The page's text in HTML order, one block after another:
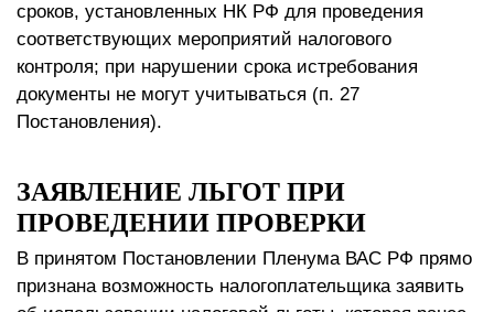
сроков, установленных НК РФ для проведения
соответствующих мероприятий налогового
контроля; при нарушении срока истребования
документы не могут учитываться (п. 27
Постановления).
ЗАЯВЛЕНИЕ ЛЬГОТ ПРИ
ПРОВЕДЕНИИ ПРОВЕРКИ
В принятом Постановлении Пленума ВАС РФ прямо
признана возможность налогоплательщика заявить